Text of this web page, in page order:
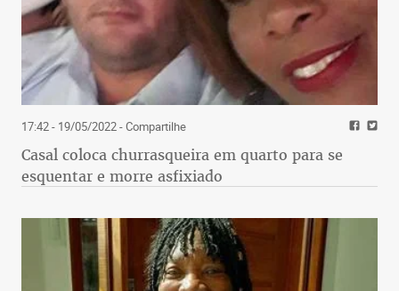
17:42 - 19/05/2022- Compartilhe
Casal coloca churrasqueira em quarto para se
esquentar e morre asfixiado